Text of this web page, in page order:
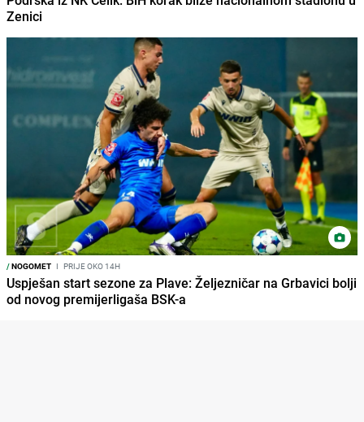
Zenici
/NOGOMET I PRIJE OKO 14H
Uspješan start sezone za Plave: Željezničar na Grbavici bolji
od novog premijerligaša BSK-a